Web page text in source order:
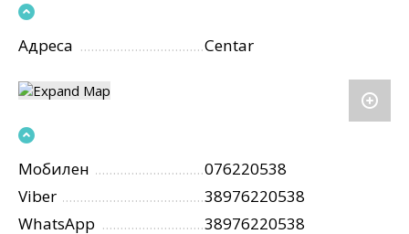
Адреса Centar
Мобилен
076220538
Viber
38976220538
WhatsApp
38976220538